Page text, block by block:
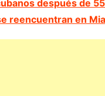
después de
reencuentran en